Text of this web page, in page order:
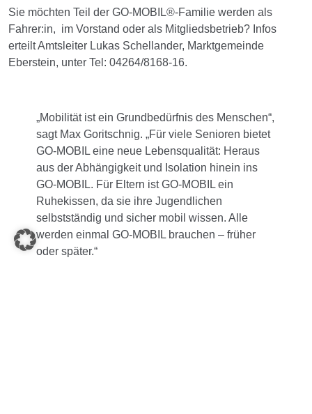
Sie möchten Teil der GO-MOBIL®-Familie werden als
Fahrer:in, im Vorstand oder als Mitgliedsbetrieb? Infos
erteilt Amtsleiter Lukas Schellander, Marktgemeinde
Eberstein, unter Tel: 04264/8168-16.
„Mobilität ist ein Grundbedürfnis des Menschen“,
sagt Max Goritschnig. „Für viele Senioren bietet
GO-MOBIL eine neue Lebensqualität: Heraus
aus der Abhängigkeit und Isolation hinein ins
GO-MOBIL. Für Eltern ist GO-MOBIL ein
Ruhekissen, da sie ihre Jugendlichen
selbstständig und sicher mobil wissen. Alle
werden einmal GO-MOBIL brauchen – früher
oder später.“